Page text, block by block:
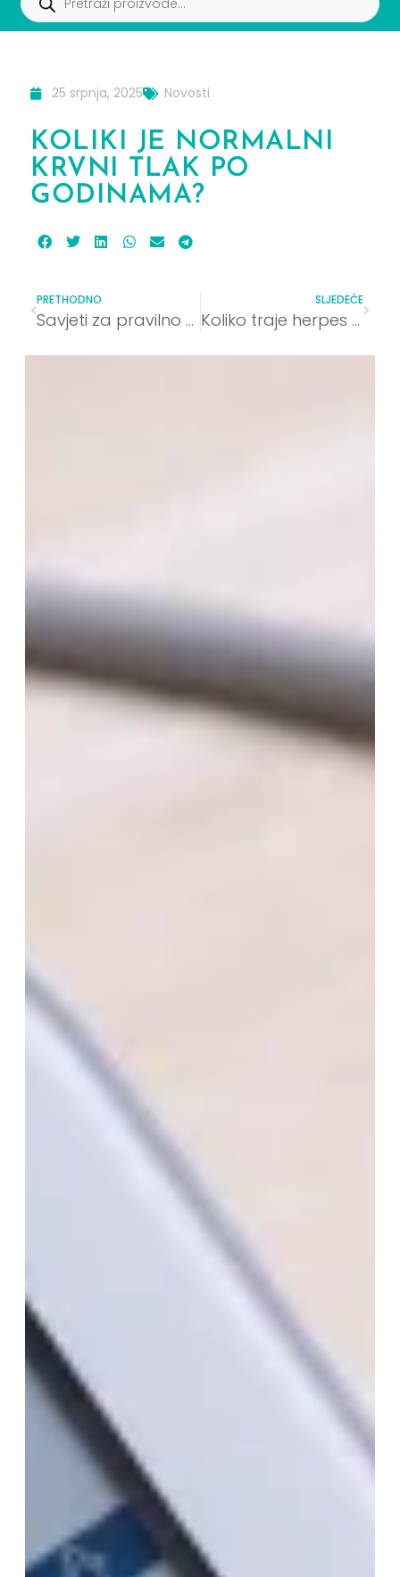
25 srpnja, 2025 Novosti
KOLIKI JE NORMALNI
KRVNI TLAK PO
GODINAMA?
PRETHODNO
Savjeti za pravilno mjerenje krvnog tlaka kod kuće
SLJEDEĆE
Koliko traje herpes na usni?